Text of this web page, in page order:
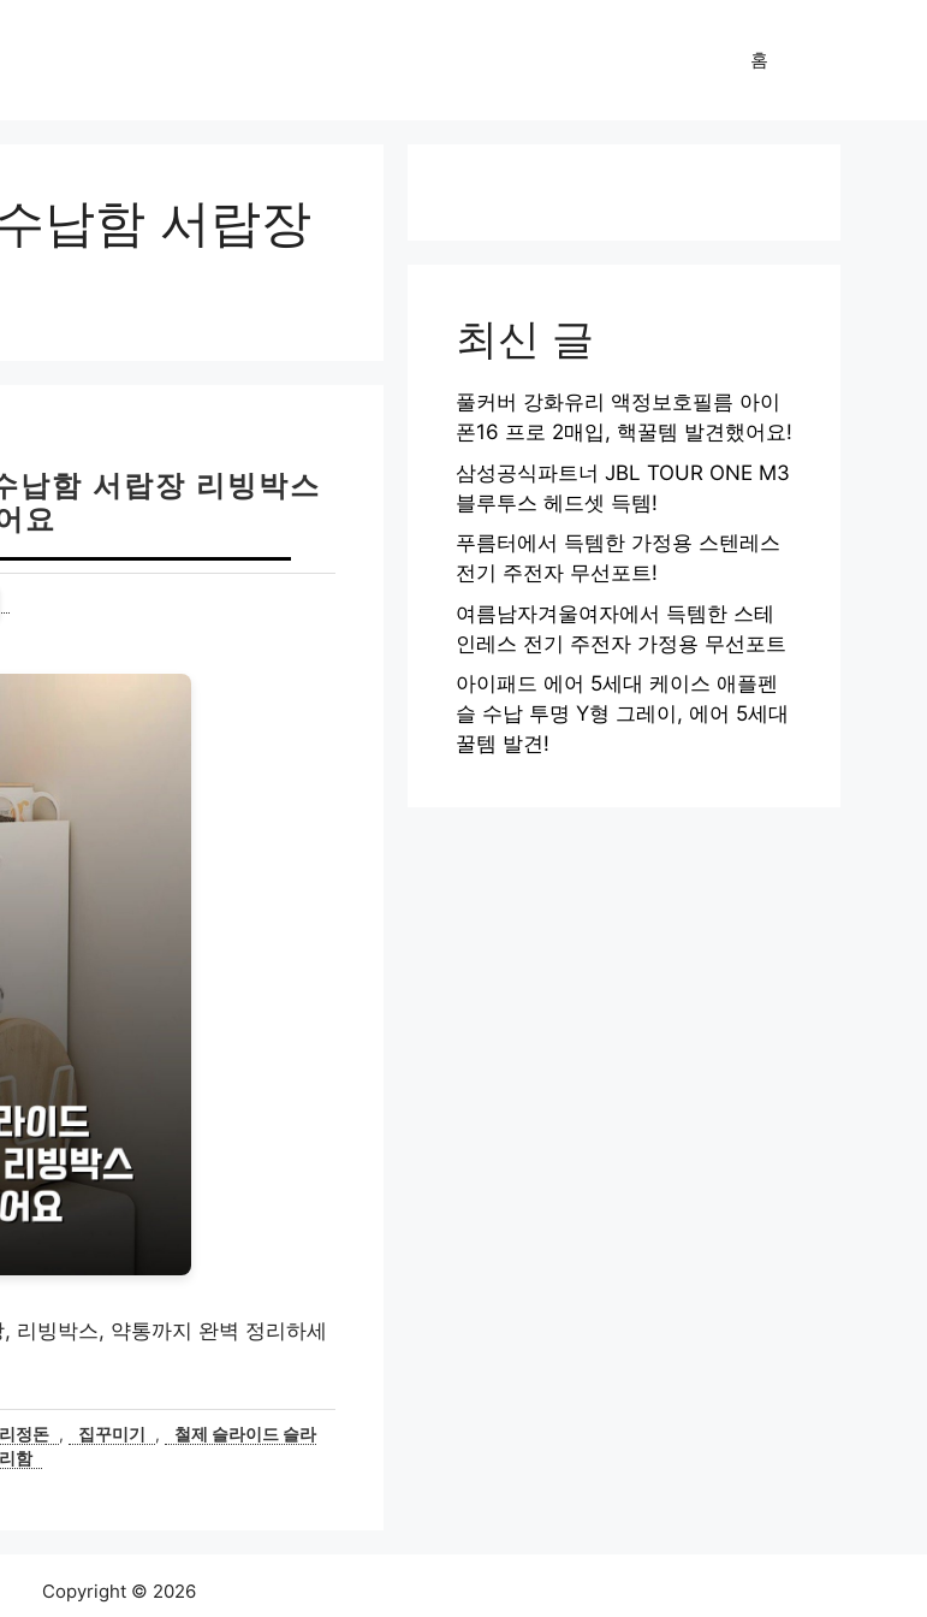
홈
납함 서랍장
납함 서랍장 리빙박스
요
리빙박스, 약통까지 완벽 정리하세
정돈 , 집꾸미기 ,
철제 슬라이드 슬라
함
최신 글
풀커버 강화유리 액정보호필름 아이
폰16 프로 2매입, 핵꿀템 발견했어요!
삼성공식파트너 JBL TOUR ONE M3
블루투스 헤드셋 득템!
푸름터에서 득템한 가정용 스텐레스
전기 주전자 무선포트!
여름남자겨울여자에서 득템한 스테
인레스 전기 주전자 가정용 무선포트
아이패드 에어 5세대 케이스 애플펜
슬 수납 투명 Y형 그레이, 에어 5세대
꿀템 발견!
Copyright © 2026